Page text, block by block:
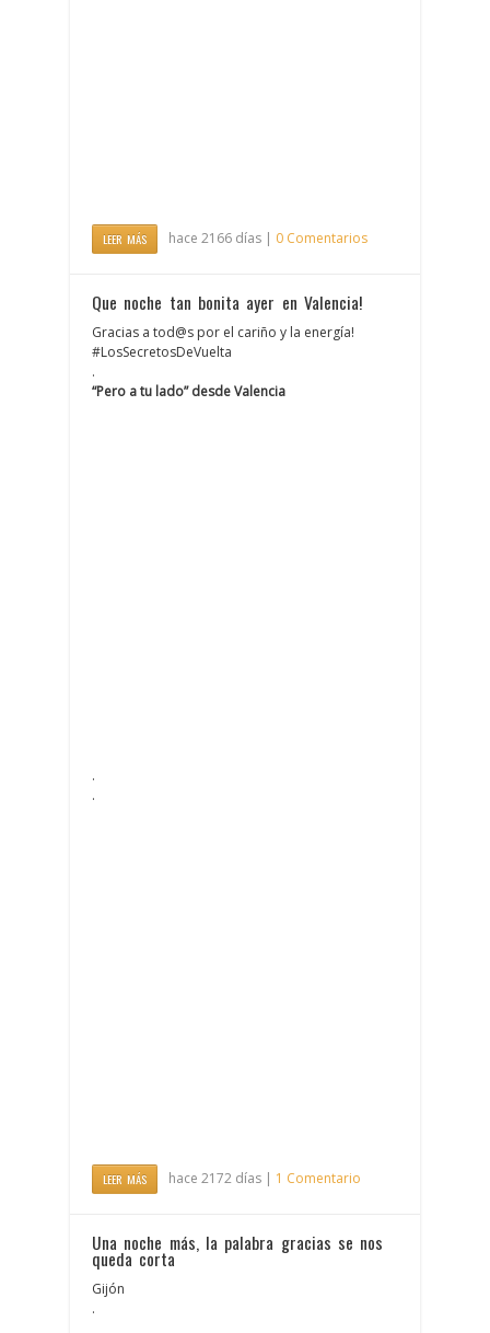
LEER MÁS hace 2166 días | 0 Comentarios
Que noche tan bonita ayer en Valencia!
Gracias a tod@s por el cariño y la energía!
#LosSecretosDeVuelta
.
“Pero a tu lado” desde Valencia
.
.
LEER MÁS hace 2172 días | 1 Comentario
Una noche más, la palabra gracias se nos
queda corta
Gijón
.